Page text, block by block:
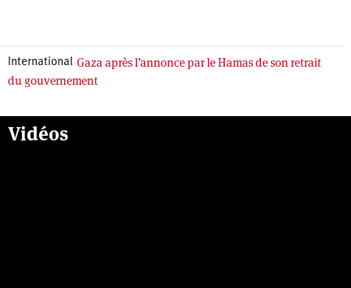
International Gaza après l’annonce par le Hamas de son retrait
du gouvernement
Vidéos